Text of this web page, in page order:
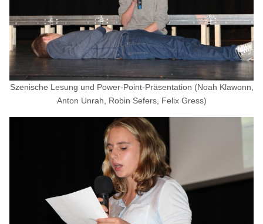
Szenische Lesung und Power-Point-Präsentation (Noah Klawonn,
Anton Unrah, Robin Sefers, Felix Gress)